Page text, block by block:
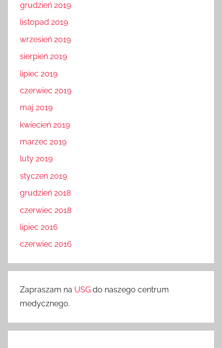
grudzień 2019
listopad 2019
wrzesień 2019
sierpień 2019
lipiec 2019
czerwiec 2019
maj 2019
kwiecień 2019
marzec 2019
luty 2019
styczeń 2019
grudzień 2018
czerwiec 2018
lipiec 2016
czerwiec 2016
Zapraszam na USG do naszego centrum
medycznego.